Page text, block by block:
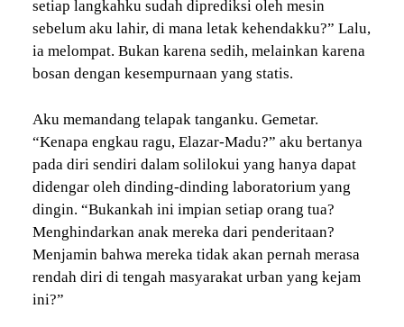
setiap langkahku sudah diprediksi oleh mesin
sebelum aku lahir, di mana letak kehendakku?” Lalu,
ia melompat. Bukan karena sedih, melainkan karena
bosan dengan kesempurnaan yang statis.
Aku memandang telapak tanganku. Gemetar.
“Kenapa engkau ragu, Elazar-Madu?” aku bertanya
pada diri sendiri dalam solilokui yang hanya dapat
didengar oleh dinding-dinding laboratorium yang
dingin. “Bukankah ini impian setiap orang tua?
Menghindarkan anak mereka dari penderitaan?
Menjamin bahwa mereka tidak akan pernah merasa
rendah diri di tengah masyarakat urban yang kejam
ini?”